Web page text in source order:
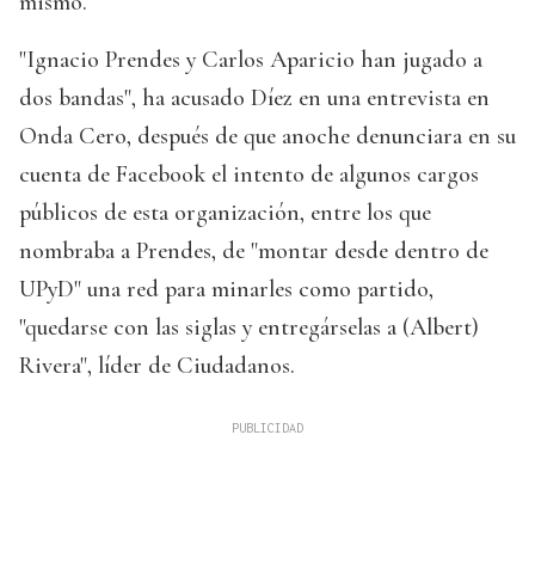
"Ignacio Prendes y Carlos Aparicio han jugado a
dos bandas", ha acusado Díez en una entrevista en
Onda Cero, después de que anoche denunciara en su
cuenta de Facebook el intento de algunos cargos
públicos de esta organización, entre los que
nombraba a Prendes, de "montar desde dentro de
UPyD" una red para minarles como partido,
"quedarse con las siglas y entregárselas a (Albert)
Rivera", líder de Ciudadanos.